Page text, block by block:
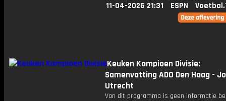
11-04-2026 21:31 ESPN
Keuken Kampioen Divisie:
Samenvatting ADO Den Haag -
Utrecht
Van dit programma is geen informatie